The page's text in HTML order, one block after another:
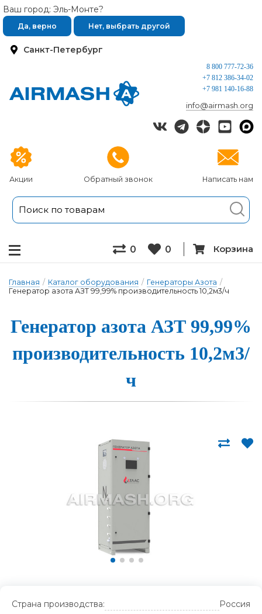
Санкт-Петербург
Ваш город: Эль-Монте?
Да, верно Нет, выбрать другой
Акции Обратный звонок Написать нам
8 800 777-72-36
+7 812 386-34-02
+7 981 140-16-88
info@airmash.org
0 0 Корзина
Главная / Каталог оборудования / Генераторы Азота /
Генератор азота АЗТ 99,99% производительность 10,2м3/ч
Генера­тор а­зо­та АЗТ 99,99%
про­из­во­ди­тель­ность 10,2м3/
ч
Страна производства:
Россия